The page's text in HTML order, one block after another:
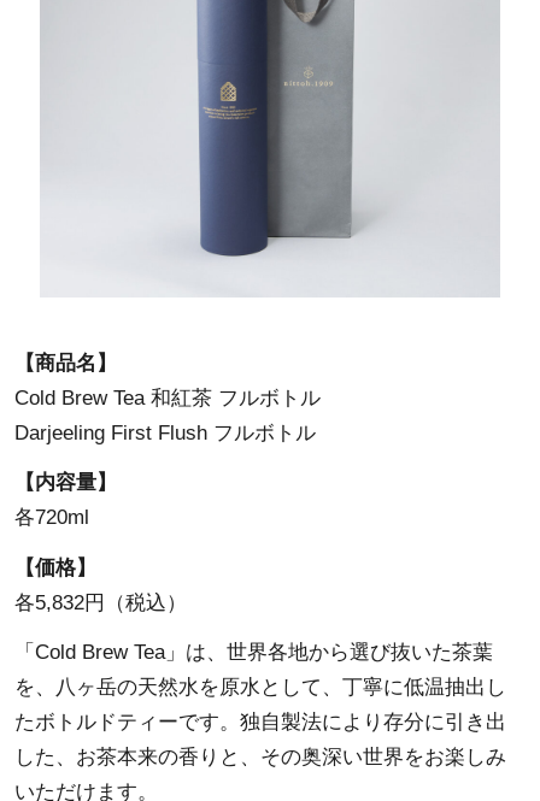
【商品名】
Cold Brew Tea 和紅茶 フルボトル
Darjeeling First Flush フルボトル
【内容量】
各720ml
【価格】
各5,832円（税込）
「Cold Brew Tea」は、世界各地から選び抜いた茶葉
を、八ヶ岳の天然水を原水として、丁寧に低温抽出し
たボトルドティーです。独自製法により存分に引き出
した、お茶本来の香りと、その奥深い世界をお楽しみ
いただけます。